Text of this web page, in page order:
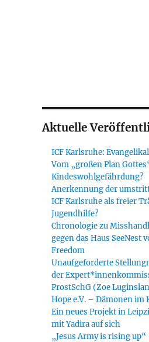
Aktuelle
ICF Karlsruhe:
Vom „großen Plan
Kindeswohlgefährdung?
Anerkennung der
ICF Karlsruhe als freier
Jugendhilfe?
Chronologie zu
gegen das Haus SeeNest
Freedom
Unaufgeforderte
der
ProstSchG (Zoe
Hope e.V. – Dämonen im
Ein neues Projekt in
mit Yadira auf sich
„Jesus Army is rising up“